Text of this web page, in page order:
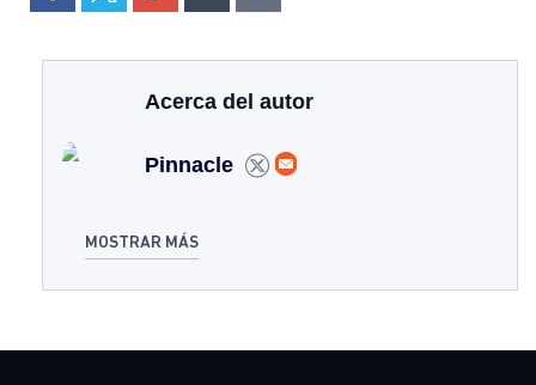
Acerca del autor
Pinnacle
MOSTRAR MÁS